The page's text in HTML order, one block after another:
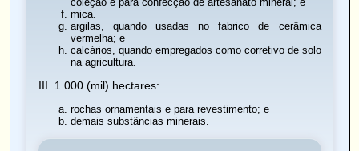
mica.
argilas, quando usadas no fabrico de cerâmica
vermelha; e
calcários, quando empregados como corretivo de solo
na agricultura.
III. 1.000 (mil) hectares:
rochas ornamentais e para revestimento; e
demais substâncias minerais.